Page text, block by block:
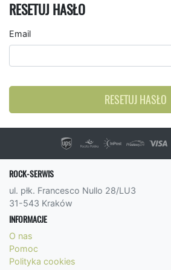
RESETUJ HASŁO
Email
RESETUJ HASŁO
ROCK-SERWIS
ul. płk. Francesco Nullo 28/LU3
31-543 Kraków
INFORMACJE
O nas
Pomoc
Polityka cookies